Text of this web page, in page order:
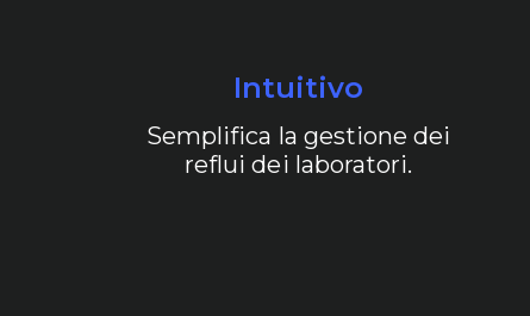
Intuitivo
Semplifica la gestione dei
reflui dei laboratori.